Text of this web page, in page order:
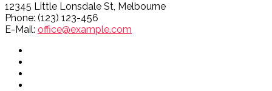
12345 Little Lonsdale St, Melbourne
Phone: (123) 123-456
E-Mail: office@example.com